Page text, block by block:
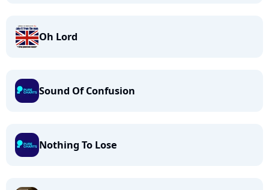
Oh Lord
Sound Of Confusion
Nothing To Lose